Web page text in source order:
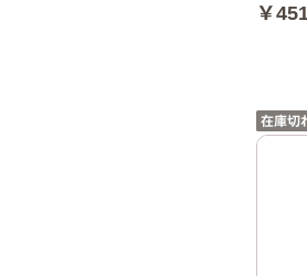
￥